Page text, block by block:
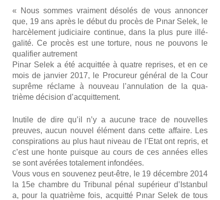
« Nous sommes vrai­ment déso­lés de vous annon­cer
que, 19 ans après le début du pro­cès de Pınar Selek, le
har­cè­le­ment judi­ciaire conti­nue, dans la plus pure illé­
ga­li­té. Ce pro­cès est une tor­ture, nous ne pou­vons le
qua­li­fier autre­ment
Pinar Selek a été acquit­tée à quatre reprises, et en ce
mois de jan­vier 2017, le Pro­cu­reur géné­ral de la Cour
suprême réclame à nou­veau l’annulation de la qua­
trième déci­sion d’acquittement.
Inutile de dire qu’il n’y a aucune trace de nou­velles
preuves, aucun nou­vel élé­ment dans cette affaire. Les
conspi­ra­tions au plus haut niveau de l’Etat ont repris, et
c’est une honte puisque au cours de ces années elles
se sont avé­rées tota­le­ment infon­dées.
Vous vous en sou­ve­nez peut-être, le 19 décembre 2014
la 15e chambre du Tri­bu­nal pénal supé­rieur d’Is­tan­bul
a, pour la qua­trième fois, acquit­té Pınar Selek de tous